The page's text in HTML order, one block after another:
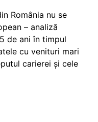
România nu se
– analiză
de ani în timpul
cu venituri mari
carierei și cele